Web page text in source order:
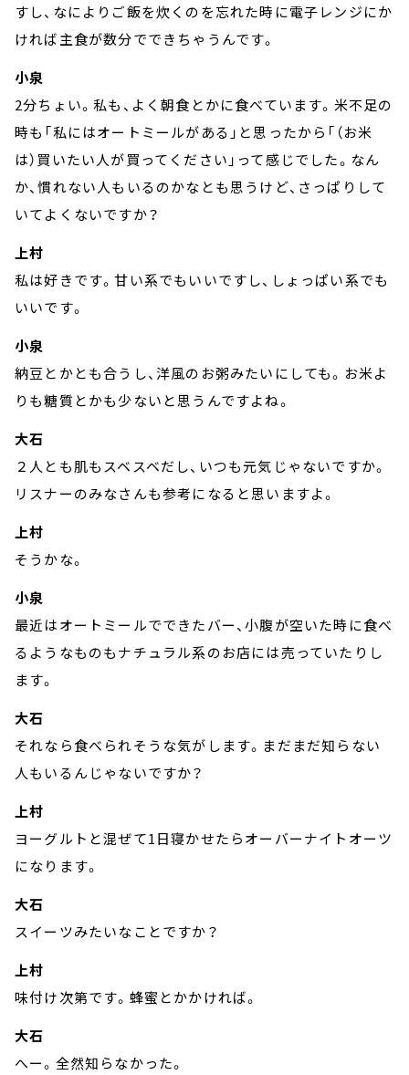
すし、なによりご飯を炊くのを忘れた時に電子レンジにか
ければ主食が数分でできちゃうんです。
小泉
2分ちょい。私も、よく朝食とかに食べています。米不足の
時も「私にはオートミールがある」と思ったから「（お米
は）買いたい人が買ってください」って感じでした。なん
か、慣れない人もいるのかなとも思うけど、さっぱりして
いてよくないですか？
上村
私は好きです。甘い系でもいいですし、しょっぱい系でも
いいです。
小泉
納豆とかとも合うし、洋風のお粥みたいにしても。お米よ
りも糖質とかも少ないと思うんですよね。
大石
２人とも肌もスベスベだし、いつも元気じゃないですか。
リスナーのみなさんも参考になると思いますよ。
上村
そうかな。
小泉
最近はオートミールでできたバー、小腹が空いた時に食べ
るようなものもナチュラル系のお店には売っていたりし
ます。
大石
それなら食べられそうな気がします。まだまだ知らない
人もいるんじゃないですか？
上村
ヨーグルトと混ぜて1日寝かせたらオーバーナイトオーツ
になります。
大石
スイーツみたいなことですか？
上村
味付け次第です。蜂蜜とかかければ。
大石
へー。全然知らなかった。